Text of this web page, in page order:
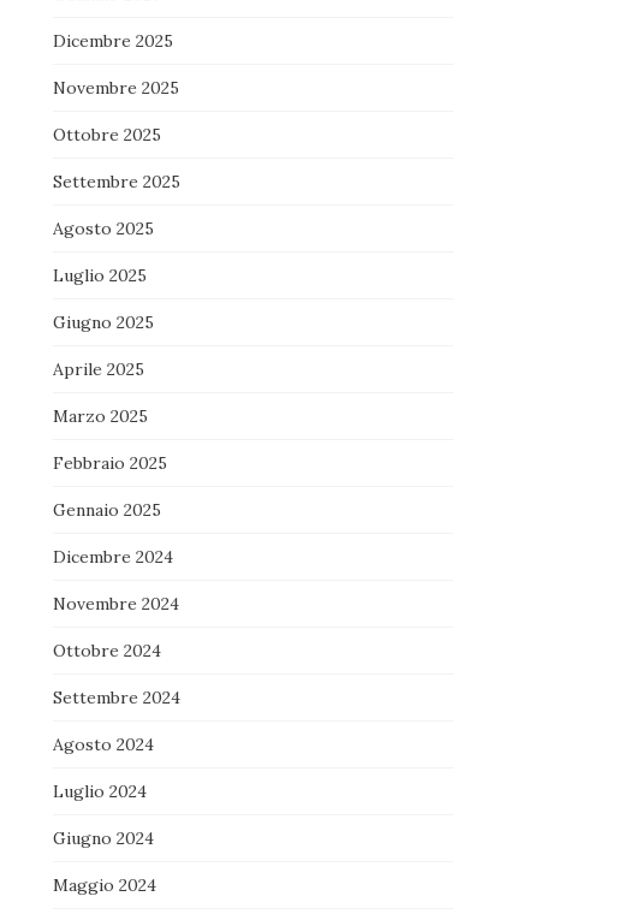
Dicembre 2025
Novembre 2025
Ottobre 2025
Settembre 2025
Agosto 2025
Luglio 2025
Giugno 2025
Aprile 2025
Marzo 2025
Febbraio 2025
Gennaio 2025
Dicembre 2024
Novembre 2024
Ottobre 2024
Settembre 2024
Agosto 2024
Luglio 2024
Giugno 2024
Maggio 2024